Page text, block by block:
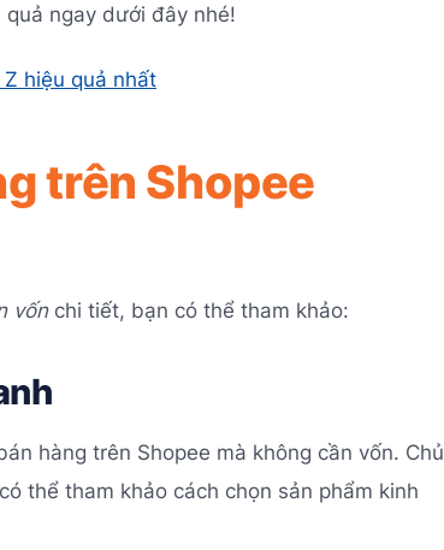
ngay dưới đây nhé!
hiệu quả nhất
trên Shopee
vốn chi tiết, bạn có thể tham khảo:
hàng trên Shopee mà không cần vốn. Chủ
thể tham khảo cách chọn sản phẩm kinh